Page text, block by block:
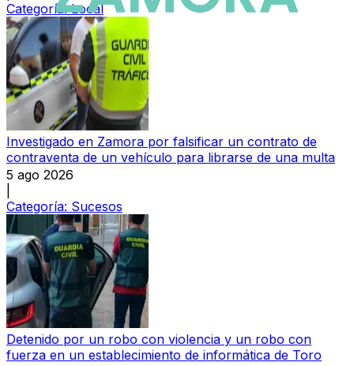
Categoría:Local
Investigado en Zamora por falsificar un contrato de
contraventa de un vehículo para librarse de una multa
5 ago 2026
Categoría: Sucesos
Detenido por un robo con violencia y un robo con
fuerza en un establecimiento de informática de Toro